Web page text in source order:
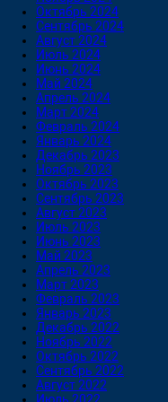
Октябрь 2024
Сентябрь 2024
Август 2024
Июль 2024
Июнь 2024
Май 2024
Апрель 2024
Март 2024
Февраль 2024
Январь 2024
Декабрь 2023
Ноябрь 2023
Октябрь 2023
Сентябрь 2023
Август 2023
Июль 2023
Июнь 2023
Май 2023
Апрель 2023
Март 2023
Февраль 2023
Январь 2023
Декабрь 2022
Ноябрь 2022
Октябрь 2022
Сентябрь 2022
Август 2022